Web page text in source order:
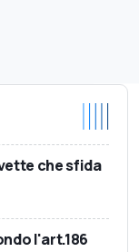
che sfida
l'art.186